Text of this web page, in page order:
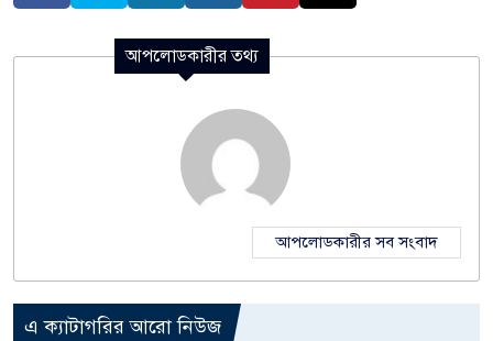
আপলোডকারীর তথ্য
আপলোডকারীর সব সংবাদ
এ ক্যাটাগরির আরো নিউজ